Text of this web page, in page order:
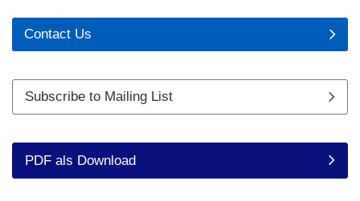
Contact Us
Subscribe to Mailing List
PDF als Download